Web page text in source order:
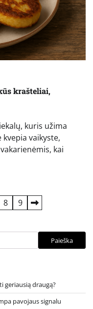
krašteliai,
kuris užima
vaikyste,
kai
8 9
Paieška
geriausią draugą?
pavojaus signalu